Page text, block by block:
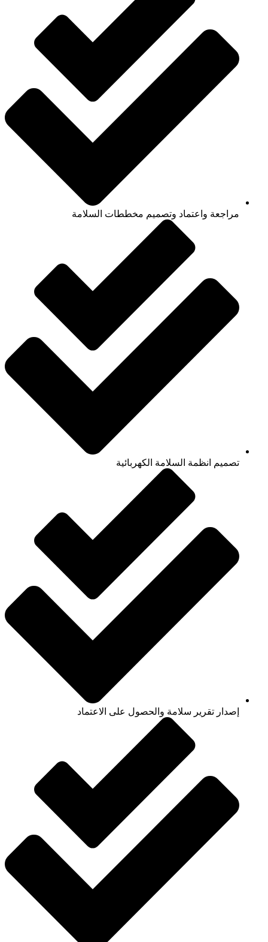
مراجعة واعتماد وتصميم مخططات السلامة
تصميم انظمة السلامة الكهربائية
إصدار تقرير سلامة والحصول على الاعتماد